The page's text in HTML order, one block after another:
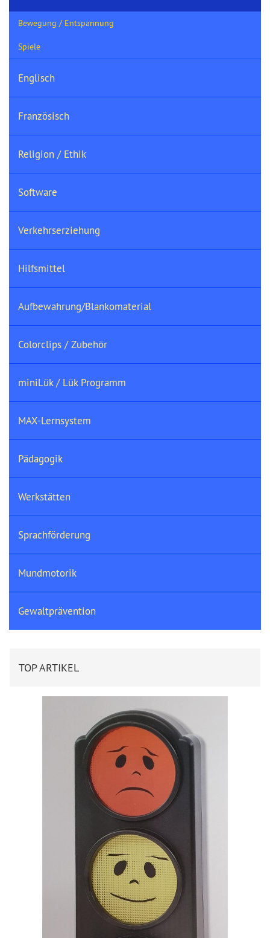
Bewegung / Entspannung
Spiele
Englisch
Französisch
Religion / Ethik
Software
Verkehrserziehung
Hilfsmittel
Aufbewahrung/Blankomaterial
Colorclips / Zubehör
miniLük / Lük Programm
MAX-Lernsystem
Pädagogik
Werkstätten
Sprachförderung
Mundmotorik
Gewaltprävention
TOP ARTIKEL